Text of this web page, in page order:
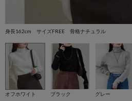
身長162cm サイズFREE 骨格ナチュラル
オフホワイト ブラック グレー